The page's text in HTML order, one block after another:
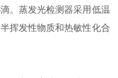
。蒸发光检测器采用低温
挥发性物质和热敏性化合